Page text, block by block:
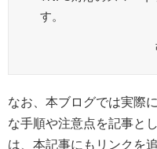
す。
なお、本ブログでは実際
な手順や注意点を記事と
は、本記事にもリンクを